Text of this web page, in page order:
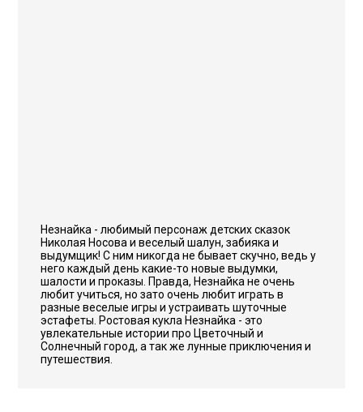
Незнайка - любимый персонаж детских сказок
Николая Носова и веселый шалун, забияка и
выдумщик! С ним никогда не бывает скучно, ведь у
него каждый день какие-то новые выдумки,
шалости и проказы. Правда, Незнайка не очень
любит учиться, но зато очень любит играть в
разные веселые игры и устраивать шуточные
эстафеты. Ростовая кукла Незнайка - это
увлекательные истории про Цветочный и
Солнечный город, а так же лунные приключения и
путешествия.